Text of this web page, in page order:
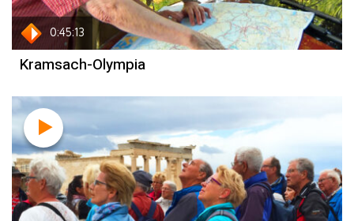
0:45:13
Kramsach-Olympia